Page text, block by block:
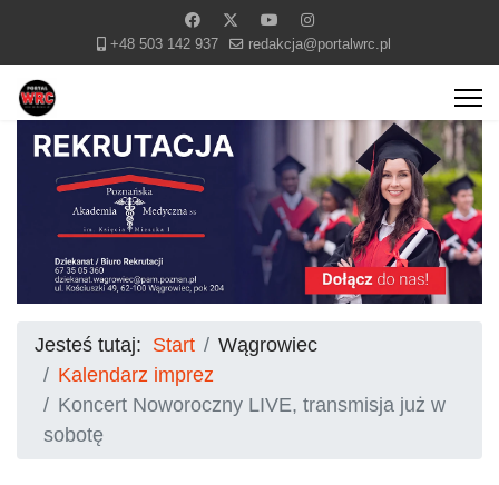
+48 503 142 937 redakcja@portalwrc.pl
Jesteś tutaj: Start
Wągrowiec
Kalendarz imprez
Koncert Noworoczny LIVE, transmisja już w
sobotę